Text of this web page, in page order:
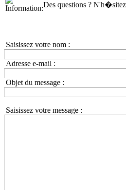
Des questions ?
Saisissez votre nom :
Adresse e-mail :
Objet du message :
Saisissez votre message :